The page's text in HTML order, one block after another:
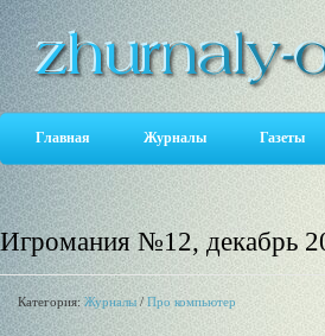
Главная Журналы Газеты
Игромания №12, декабрь
Категория:Журналы/Про компьютер